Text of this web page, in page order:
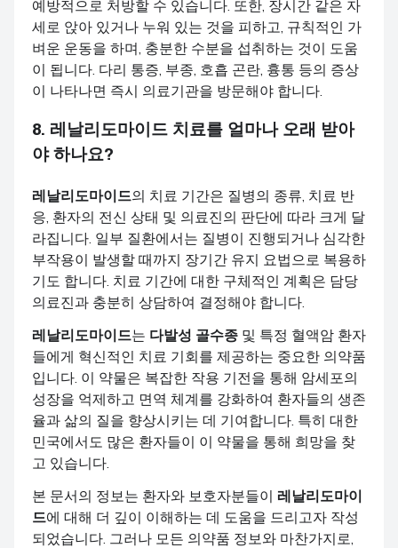
예방적으로 처방할 수 있습니다. 또한, 장시간 같은 자
세로 앉아 있거나 누워 있는 것을 피하고, 규칙적인 가
벼운 운동을 하며, 충분한 수분을 섭취하는 것이 도움
이 됩니다. 다리 통증, 부종, 호흡 곤란, 흉통 등의 증상
이 나타나면 즉시 의료기관을 방문해야 합니다.
8. 레날리도마이드 치료를 얼마나 오래 받아
야 하나요?
레날리도마이드의 치료 기간은 질병의 종류, 치료 반
응, 환자의 전신 상태 및 의료진의 판단에 따라 크게 달
라집니다. 일부 질환에서는 질병이 진행되거나 심각한
부작용이 발생할 때까지 장기간 유지 요법으로 복용하
기도 합니다. 치료 기간에 대한 구체적인 계획은 담당
의료진과 충분히 상담하여 결정해야 합니다.
레날리도마이드는 다발성 골수종 및 특정 혈액암 환자
들에게 혁신적인 치료 기회를 제공하는 중요한 의약품
입니다. 이 약물은 복잡한 작용 기전을 통해 암세포의
성장을 억제하고 면역 체계를 강화하여 환자들의 생존
율과 삶의 질을 향상시키는 데 기여합니다. 특히 대한
민국에서도 많은 환자들이 이 약물을 통해 희망을 찾
고 있습니다.
본 문서의 정보는 환자와 보호자분들이 레날리도마이
드에 대해 더 깊이 이해하는 데 도움을 드리고자 작성
되었습니다. 그러나 모든 의약품 정보와 마찬가지로,